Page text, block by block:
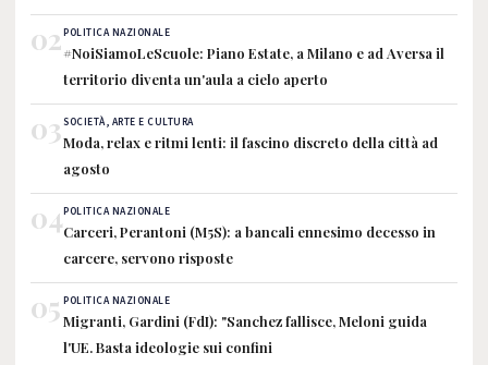
02POLITICA NAZIONALE
#NoiSiamoLeScuole: Piano Estate, a Milano e ad Aversa il
territorio diventa un'aula a cielo aperto
03SOCIETÀ, ARTE E CULTURA
Moda, relax e ritmi lenti: il fascino discreto della città ad
agosto
04POLITICA NAZIONALE
Carceri, Perantoni (M5S): a bancali ennesimo decesso in
carcere, servono risposte
05 POLITICA NAZIONALE
Migranti, Gardini (FdI): "Sanchez fallisce, Meloni guida
l'UE. Basta ideologie sui confini